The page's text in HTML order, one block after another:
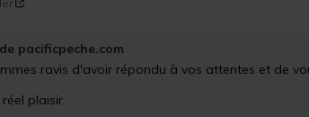
pacificpeche.com
ravis d'avoir répondu à vos attentes et de
plaisir.